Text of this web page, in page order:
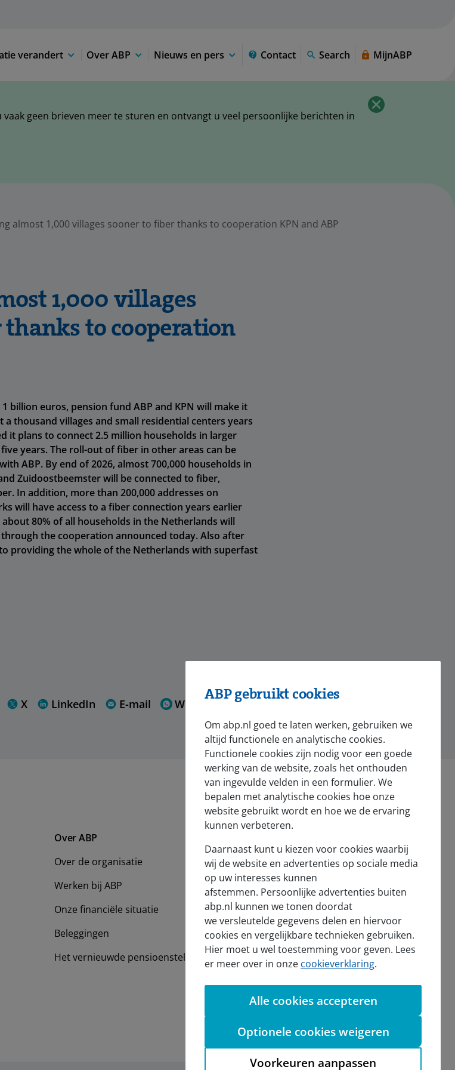
verandert Over ABP Nieuws en pers Contact Search MijnABP
vaak geen brieven meer te sturen en ontvangt u veel persoonlijke berichten in
almost 1,000 villages sooner to fiber thanks to cooperation KPN and ABP
1,000 villages
to cooperation
billion euros, pension fund ABP and KPN will make it
thousand villages and small residential centers years
it plans to connect 2.5 million households in larger
years. The roll-out of fiber in other areas can be
ABP. By end of 2026, almost 700,000 households in
Zuidoostbeemster will be connected to fiber,
In addition, more than 200,000 addresses on
will have access to a fiber connection years earlier
80% of all households in the Netherlands will
the cooperation announced today. Also after
providing the whole of the Netherlands with superfast
X LinkedIn E-mail WhatsApp
Over ABP
Over de organisatie
Werken bij ABP
Onze financiële situatie
Beleggingen
Het vernieuwde pensioenstelsel
Nieuws
Voor de pers
Aanmelden nieuwsbrief
ABP gebruikt cookies
Om abp.nl goed te laten werken, gebruiken we
altijd functionele en analytische cookies.
Functionele cookies zijn nodig voor een goede
werking van de website, zoals het onthouden
van ingevulde velden in een formulier. We
bepalen met analytische cookies hoe onze
website gebruikt wordt en hoe we de ervaring
kunnen verbeteren.
Daarnaast kunt u kiezen voor cookies waarbij
wij de website en advertenties op sociale media
op uw interesses kunnen
afstemmen. Persoonlijke advertenties buiten
abp.nl kunnen we tonen doordat
we versleutelde gegevens delen en hiervoor
cookies en vergelijkbare technieken gebruiken.
Hier moet u wel toestemming voor geven. Lees
er meer over in onze cookieverklaring.
Alle cookies accepteren
Optionele cookies weigeren
Voorkeuren aanpassen